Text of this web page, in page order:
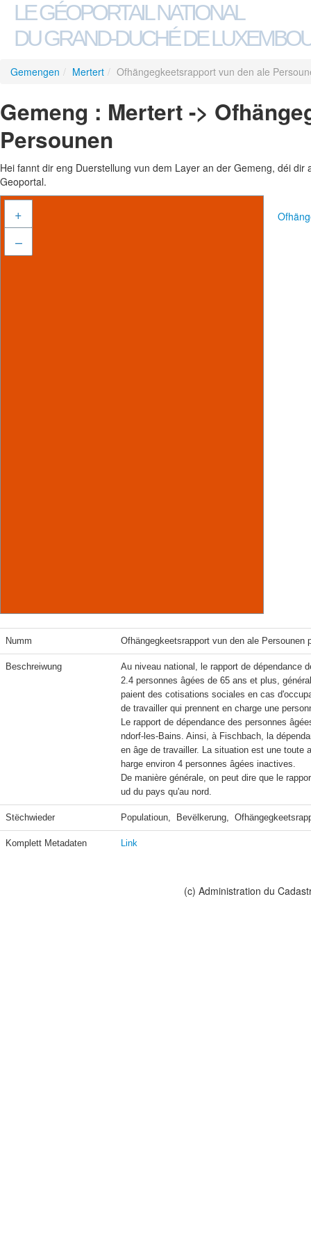
LE GÉOPORTAIL NATIONAL
DU GRAND-DUCHÉ DE
Gemengen / Mertert / Ofhängegkeetsrapport vun den ale
Gemeng : Mertert ->
Persounen
Hei fannt dir eng Duerstellung vun dem Layer an der Gemeng, déi
Geoportal.
+
–
Numm Ofhängegkeetsrapport vun den ale Persounen
Beschreiwung
Au niveau national, le rapport de dépendance
2.4 personnes âgées de 65 ans et plus,
paient des cotisations sociales en cas
de travailler qui prennent en charge une
Le rapport de dépendance des personnes
ndorf-les-Bains. Ainsi, à Fischbach, la
en âge de travailler. La situation est une toute
harge environ 4 personnes âgées inactives.
De manière générale, on peut dire que le
ud du pays qu'au nord.
Stëchwieder Populatioun,  Bevëlkerung,
Komplett Metadaten Link
(c) Administration du